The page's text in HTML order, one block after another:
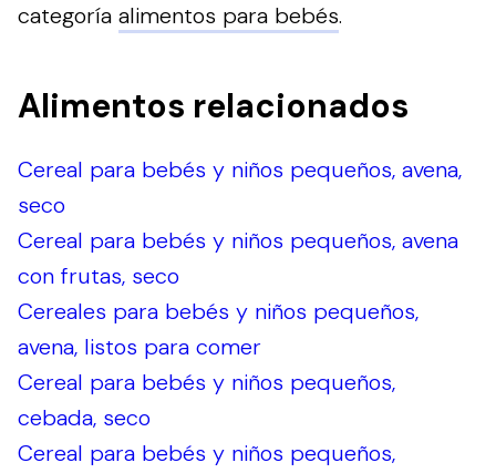
categoría alimentos para bebés.
Alimentos relacionados
Cereal para bebés y niños pequeños, avena,
seco
Cereal para bebés y niños pequeños, avena
con frutas, seco
Cereales para bebés y niños pequeños,
avena, listos para comer
Cereal para bebés y niños pequeños,
cebada, seco
Cereal para bebés y niños pequeños,